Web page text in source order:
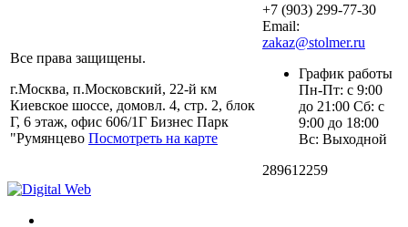
Все права защищены.
г.Москва, п.Московский, 22-й км
Киевское шоссе, домовл. 4, стр. 2, блок
Г, 6 этаж, офис 606/1Г Бизнес Парк
"Румянцево Посмотреть на карте
+7 (903) 299-77-30
Email:
zakaz@stolmer.ru
График работы
Пн-Пт: с 9:00
до 21:00 Сб: с
9:00 до 18:00
Вс: Выходной
289612259